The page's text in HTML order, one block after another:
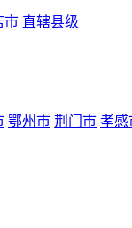
市 直辖县级
鄂州市 荆门市 孝感